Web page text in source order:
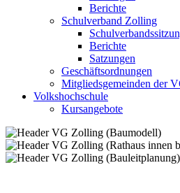
Berichte
Schulverband Zolling
Berichte
Satzungen
Geschäftsordnungen
Mitgliedsgemeinden der
Volkshochschule
Kursangebote